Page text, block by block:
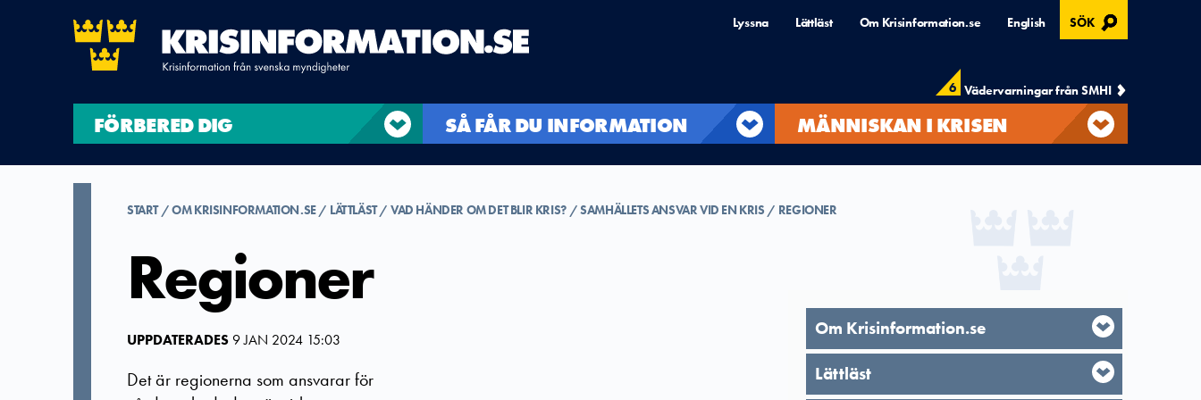
Lyssna Lättläst Om Krisinformation.se English SÖK , ÖPPNAS I MODAL
6 Vädervarningar från SMHI
FÖRBERED DIG SÅ FÅR DU INFORMATION MÄNNISKAN I KRISEN
START OM KRISINFORMATION.SE LÄTTLÄST VAD HÄNDER OM DET BLIR KRIS? SAMHÄLLETS ANSVAR VID EN KRIS REGIONER
Regioner
UPPDATERADES9 JAN 2024 15:03
Det är regionerna som ansvarar för
Om Krisinformation.se
Lättläst